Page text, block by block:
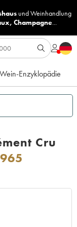
undWeinhandlung
, Champagne...
Wein-Enzyklopädie
Cru